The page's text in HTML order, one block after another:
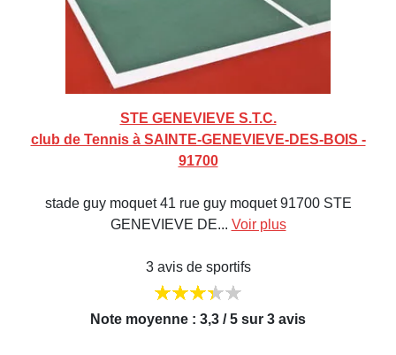
STE GENEVIEVE S.T.C.
club de Tennis à SAINTE-GENEVIEVE-DES-BOIS -
91700
stade guy moquet 41 rue guy moquet 91700 STE
GENEVIEVE DE... Voir plus
3 avis de sportifs
Note moyenne : 3,3 / 5 sur 3 avis